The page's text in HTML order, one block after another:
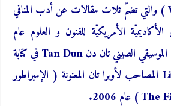
Writer as Migrant ) والتي تضمّ ثلاث مقالات عن أدب المنافي
الأمريكيّة للفنون و العلوم عام
2006 كما شارك المؤلّف الموسيقي الصيني تان دن Tan Dun في كتابة
النص الكلامي Libretto المصاحب لأوبرا تان المعنونة ( الإمبراطور